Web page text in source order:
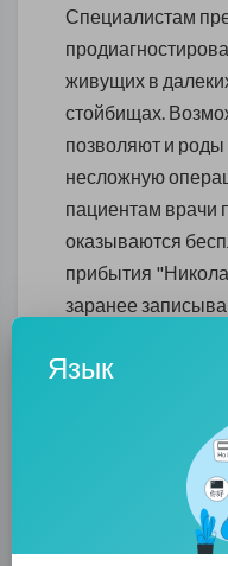
Специалистам
живущих в
стойбищах.
позволяют и роды
несложную
пациентам врачи
оказываются
прибытия
заранее
будет находиться
всю навигацию
посещений, ведь
прием сразу к
специальностей.
Язык